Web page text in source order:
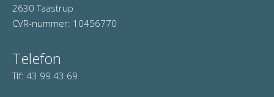
2630 Taastrup
CVR-nummer: 10456770
Telefon
Tlf: 43 99 43 69